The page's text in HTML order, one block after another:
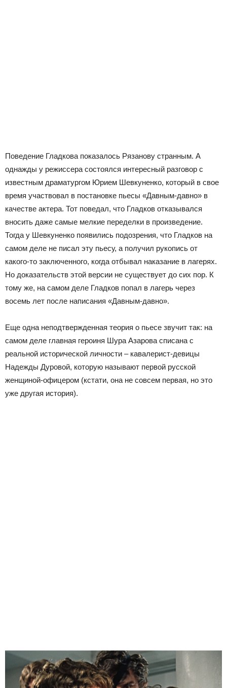
Поведение Гладкова показалось Рязанову странным. А
однажды у режиссера состоялся интересный разговор с
известным драматургом Юрием Шевкуненко, который в свое
время участвовал в постановке пьесы «Давным-давно» в
качестве актера. Тот поведал, что Гладков отказывался
вносить даже самые мелкие переделки в произведение.
Тогда у Шевкуненко появились подозрения, что Гладков на
самом деле не писал эту пьесу, а получил рукопись от
какого-то заключенного, когда отбывал наказание в лагерях.
Но доказательств этой версии не существует до сих пор. К
тому же, на самом деле Гладков попал в лагерь через
восемь лет после написания «Давным-давно».
Еще одна неподтвержденная теория о пьесе звучит так: на
самом деле главная героиня Шура Азарова списана с
реальной исторической личности – кавалерист-девицы
Надежды Дуровой, которую называют первой русской
женщиной-офицером (кстати, она не совсем первая, но это
уже другая история).